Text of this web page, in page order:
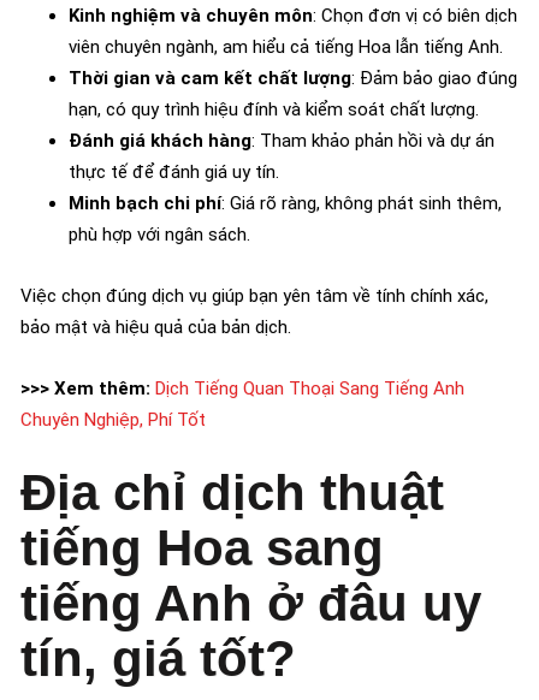
Kinh nghiệm và chuyên môn: Chọn đơn vị có biên dịch
viên chuyên ngành, am hiểu cả tiếng Hoa lẫn tiếng Anh.
Thời gian và cam kết chất lượng: Đảm bảo giao đúng
hạn, có quy trình hiệu đính và kiểm soát chất lượng.
Đánh giá khách hàng: Tham khảo phản hồi và dự án
thực tế để đánh giá uy tín.
Minh bạch chi phí: Giá rõ ràng, không phát sinh thêm,
phù hợp với ngân sách.
Việc chọn đúng dịch vụ giúp bạn yên tâm về tính chính xác,
bảo mật và hiệu quả của bản dịch.
>>> Xem thêm: Dịch Tiếng Quan Thoại Sang Tiếng Anh
Chuyên Nghiệp, Phí Tốt
Địa chỉ dịch thuật
tiếng Hoa sang
tiếng Anh ở đâu uy
tín, giá tốt?